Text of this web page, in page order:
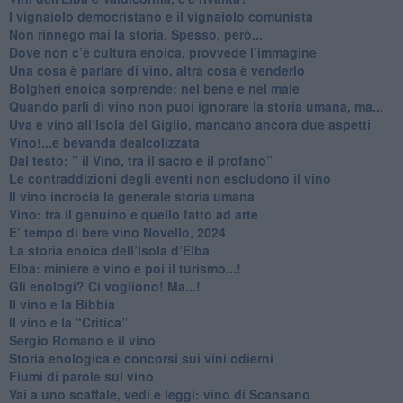
​I vignaiolo democristano e il vignaiolo comunista
​Non rinnego mai la storia. Spesso, però...
​Dove non c’è cultura enoica, provvede l’immagine
​Una cosa è parlare di vino, altra cosa è venderlo
Bolgheri enoica sorprende: nel bene e nel male
​Quando parli di vino non puoi ignorare la storia umana, ma...
Uva e vino all’Isola del Giglio, mancano ancora due aspetti
​Vino!...e bevanda dealcolizzata
​Dal testo: ” il Vino, tra il sacro e il profano”
Le contraddizioni degli eventi non escludono il vino
​Il vino incrocia la generale storia umana
Vino: tra il genuino e quello fatto ad arte
E’ tempo di bere vino Novello, 2024
La storia enoica dell’Isola d’Elba
Elba: miniere e vino e poi il turismo...!
​Gli enologi? Ci vogliono! Ma...!
​Il vino e la Bibbia
​Il vino e la “Critica”
Sergio Romano e il vino
​Storia enologica e concorsi sui vini odierni
Fiumi di parole sul vino
​Vai a uno scaffale, vedi e leggi: vino di Scansano